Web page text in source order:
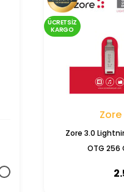
Zore
Zore 3.0
OTG 256
ÜCRETSIZ
KARGO